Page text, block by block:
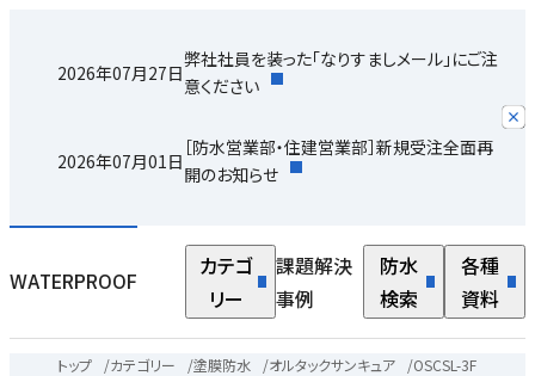
2026年07月27日
弊社社員を装った「なりすましメール」にご注
意ください
2026年07月01日
［防水営業部・住建営業部］新規受注全面再
開のお知らせ
WATERPROOF
カテゴ
リー
課題解決
事例
防水
検索
各種
資料
トップ /カテゴリー /塗膜防水 /オルタックサンキュア /OSCSL-3F